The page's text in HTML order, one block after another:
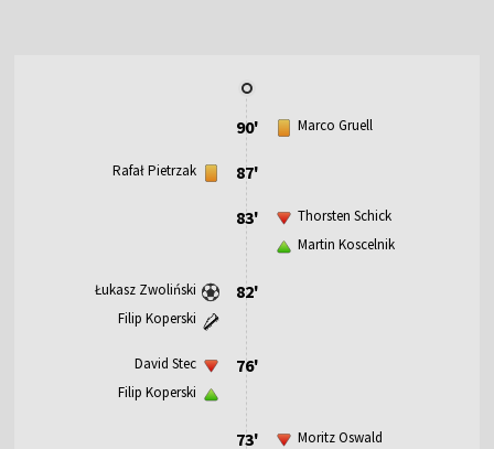
90' Marco Gruell
87'
Rafał Pietrzak
83'
Thorsten Schick
Martin Koscelnik
82'
Łukasz Zwoliński
Filip Koperski
76'
David Stec
Filip Koperski
73' Moritz Oswald